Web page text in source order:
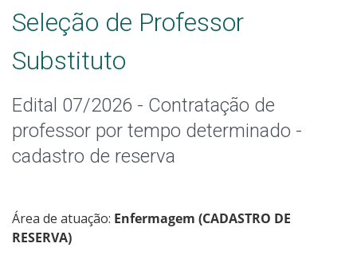
Seleção de Professor
Substituto
Edital 07/2026 - Contratação de
professor por tempo determinado -
cadastro de reserva
Área de atuação: Enfermagem (CADASTRO DE
RESERVA)